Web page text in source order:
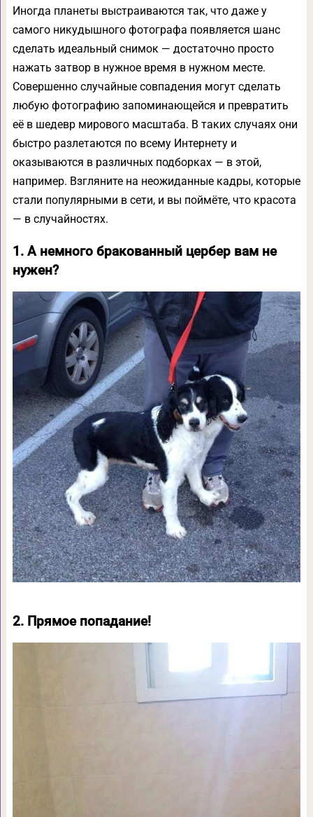
Иногда планеты выстраиваются так, что даже у
самого никудышного фотографа появляется шанс
сделать идеальный снимок — достаточно просто
нажать затвор в нужное время в нужном месте.
Совершенно случайные совпадения могут сделать
любую фотографию запоминающейся и превратить
её в шедевр мирового масштаба. В таких случаях они
быстро разлетаются по всему Интернету и
оказываются в различных подборках — в этой,
например. Взгляните на неожиданные кадры, которые
стали популярными в сети, и вы поймёте, что красота
— в случайностях.
1. А немного бракованный цербер вам не
нужен?
2. Прямое попадание!